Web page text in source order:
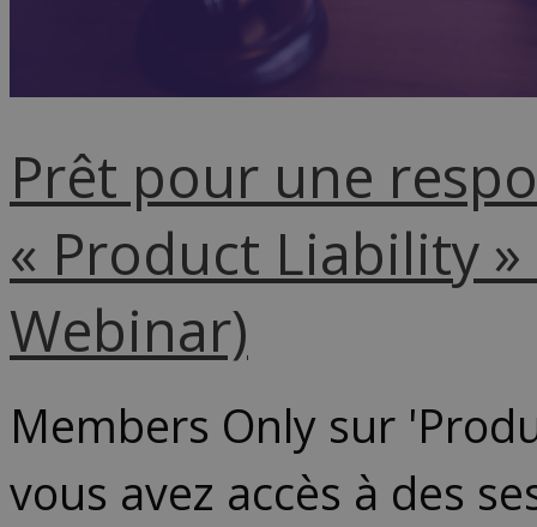
Prêt pour une
« Product Liability
Webinar)
Members Only sur
vous avez accès à des